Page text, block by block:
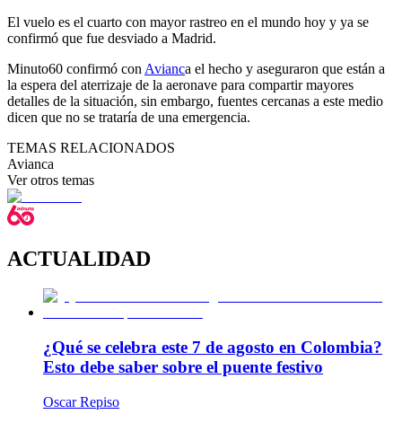
El vuelo es el cuarto con mayor rastreo en el mundo hoy y ya se
confirmó que fue desviado a Madrid.
Minuto60 confirmó con Avianca el hecho y aseguraron que están a
la espera del aterrizaje de la aeronave para compartir mayores
detalles de la situación, sin embargo, fuentes cercanas a este medio
dicen que no se trataría de una emergencia.
TEMAS RELACIONADOS
Avianca
Ver otros temas
ACTUALIDAD
¿Qué se celebra este 7 de agosto en Colombia?
Esto debe saber sobre el puente festivo
Oscar Repiso